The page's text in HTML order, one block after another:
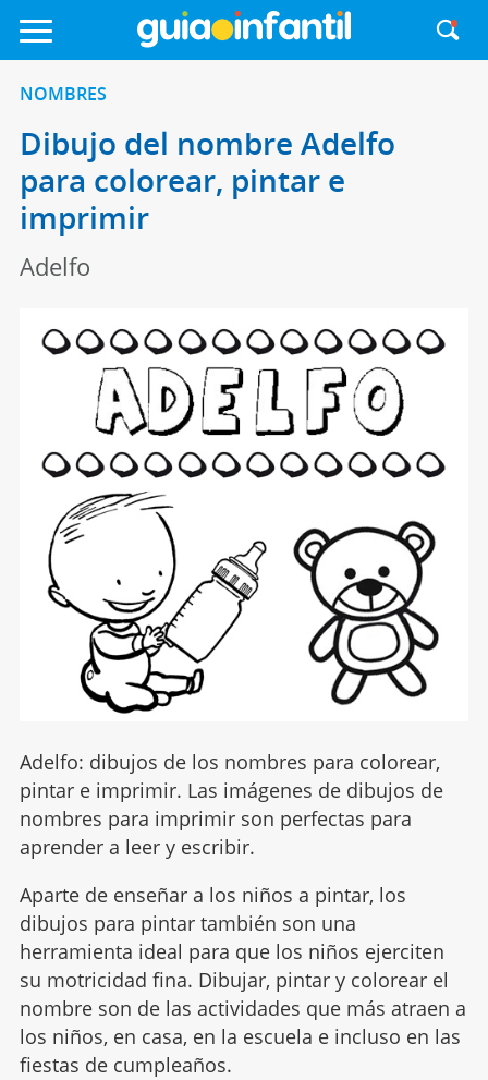
NOMBRES
Dibujo del nombre Adelfo
para colorear, pintar e
imprimir
Adelfo
Adelfo: dibujos de los nombres para colorear,
pintar e imprimir. Las imágenes de dibujos de
nombres para imprimir son perfectas para
aprender a leer y escribir.
Aparte de enseñar a los niños a pintar, los
dibujos para pintar también son una
herramienta ideal para que los niños ejerciten
su motricidad fina. Dibujar, pintar y colorear el
nombre son de las actividades que más atraen a
los niños, en casa, en la escuela e incluso en las
fiestas de cumpleaños.